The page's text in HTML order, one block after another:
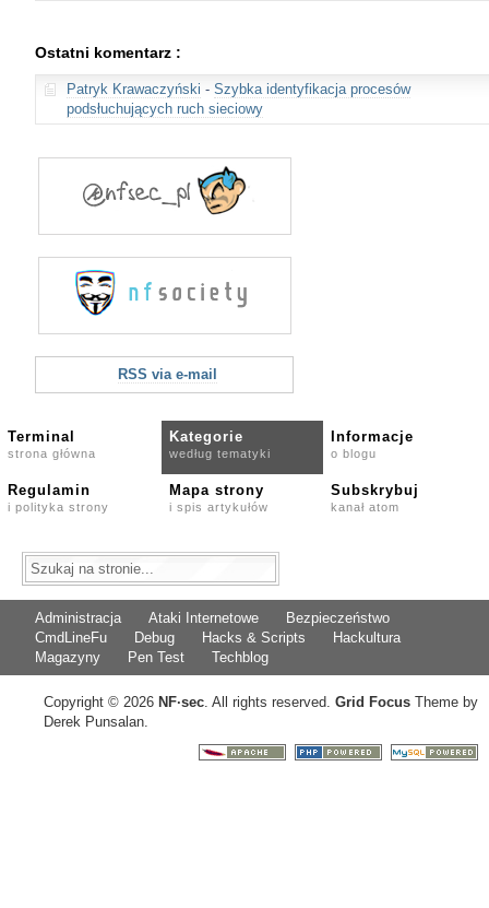
Ostatni komentarz :
Patryk Krawaczyński - Szybka identyfikacja procesów
podsłuchujących ruch sieciowy
RSS via e-mail
Terminal
strona główna
Kategorie
według tematyki
Informacje
o blogu
Regulamin
i polityka strony
Mapa strony
i spis artykułów
Subskrybuj
kanał atom
Administracja Ataki Internetowe
Bezpieczeństwo
CmdLineFu
Debug Hacks & Scripts
Hackultura
Magazyny
Pen Test Techblog
Copyright © 2026 NF·sec. All rights reserved. Grid Focus Theme by
Derek Punsalan.